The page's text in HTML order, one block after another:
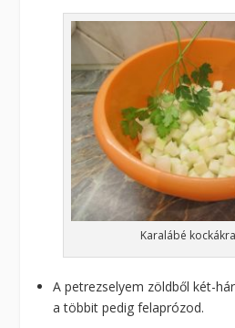
Karalábé
A petrezselyem zöldből két-
a többit pedig felaprózod.